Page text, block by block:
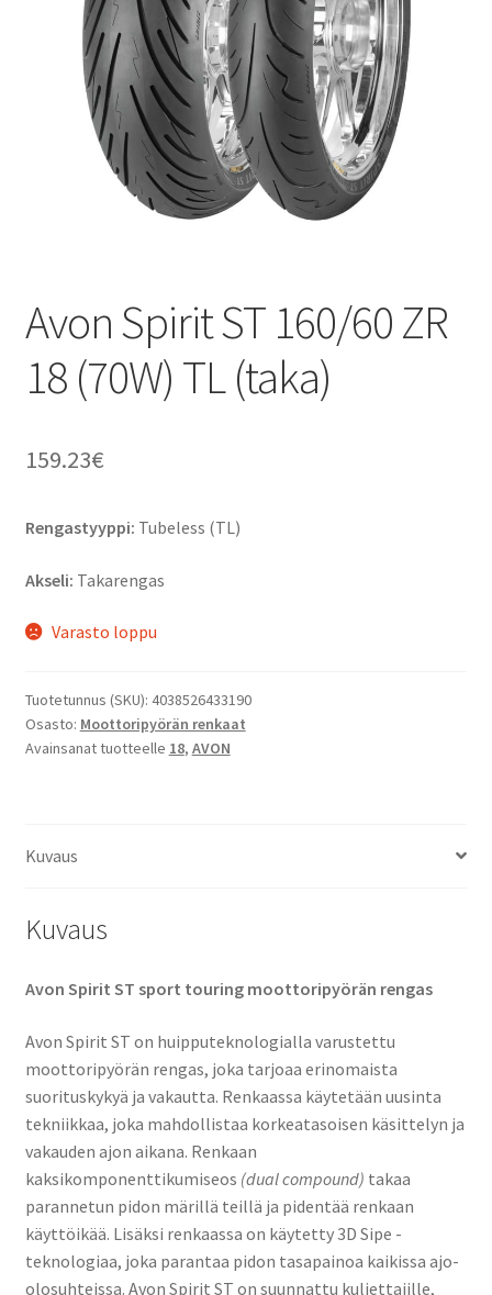
Avon Spirit ST 160/60 ZR
18 (70W) TL (taka)
159.23€
Rengastyyppi: Tubeless (TL)
Akseli: Takarengas
Varasto loppu
Tuotetunnus (SKU): 4038526433190
Osasto: Moottoripyörän renkaat
Avainsanat tuotteelle 18, AVON
Kuvaus
Kuvaus
Avon Spirit ST sport touring moottoripyörän rengas
Avon Spirit ST on huipputeknologialla varustettu
moottoripyörän rengas, joka tarjoaa erinomaista
suorituskykyä ja vakautta. Renkaassa käytetään uusinta
tekniikkaa, joka mahdollistaa korkeatasoisen käsittelyn ja
vakauden ajon aikana. Renkaan
kaksikomponenttikumiseos (dual compound) takaa
parannetun pidon märillä teillä ja pidentää renkaan
käyttöikää. Lisäksi renkaassa on käytetty 3D Sipe -
teknologiaa, joka parantaa pidon tasapainoa kaikissa ajo-
olosuhteissa. Avon Spirit ST on suunnattu kuljettajille,